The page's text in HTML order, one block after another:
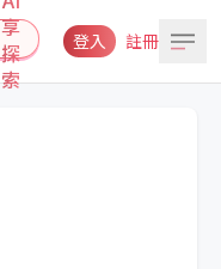
享
探
索
登入 註冊